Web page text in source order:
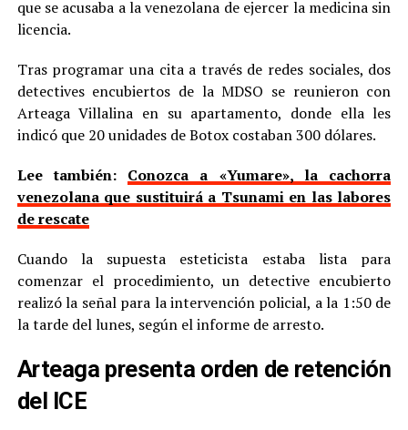
que se acusaba a la venezolana de ejercer la medicina sin
licencia.
Tras programar una cita a través de redes sociales, dos
detectives encubiertos de la MDSO se reunieron con
Arteaga Villalina en su apartamento, donde ella les
indicó que 20 unidades de Botox costaban 300 dólares.
Lee también: Conozca a «Yumare», la cachorra
venezolana que sustituirá a Tsunami en las labores
de rescate
Cuando la supuesta esteticista estaba lista para
comenzar el procedimiento, un detective encubierto
realizó la señal para la intervención policial, a la 1:50 de
la tarde del lunes, según el informe de arresto.
Arteaga presenta orden de retención
del ICE